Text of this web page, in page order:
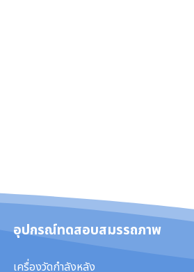
อุปกรณ์ทดสอบสมรรถภาพ
เครื่องวัดกำลังหลัง